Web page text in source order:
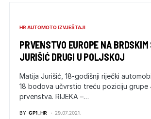
HR AUTOMOTO IZVJEŠTAJI
PRVENSTVO EUROPE NA
JURIŠIĆ DRUGI U POLJSKOJ
Matija Jurišić, 18-godišnji riječki
18 bodova učvrstio treću poziciju grupe
prvenstva. RIJEKA –…
BY GP1_HR 29.07.2021.